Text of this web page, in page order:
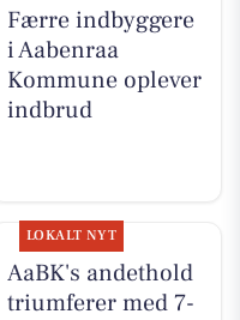
Færre indbyggere
i Aabenraa
Kommune oplever
indbrud
LOKALT NYT
AaBK's andethold
triumferer med 7-